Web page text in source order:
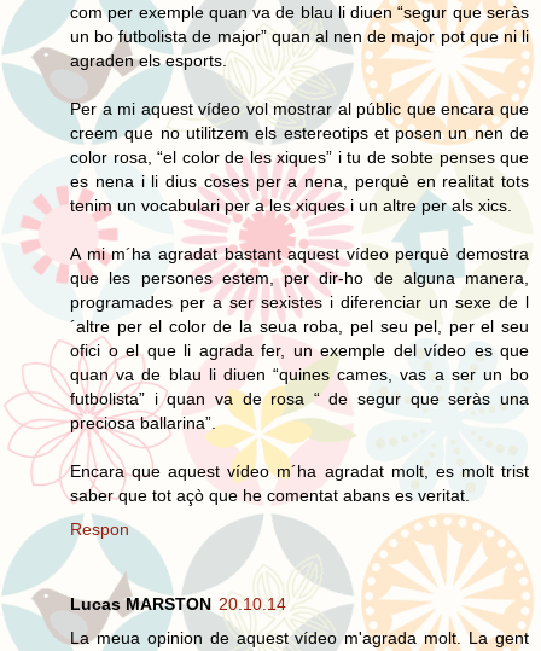
com per exemple quan va de blau li diuen “segur que seràs
un bo futbolista de major” quan al nen de major pot que ni li
agraden els esports.
Per a mi aquest vídeo vol mostrar al públic que encara que
creem que no utilitzem els estereotips et posen un nen de
color rosa, “el color de les xiques” i tu de sobte penses que
es nena i li dius coses per a nena, perquè en realitat tots
tenim un vocabulari per a les xiques i un altre per als xics.
A mi m´ha agradat bastant aquest vídeo perquè demostra
que les persones estem, per dir-ho de alguna manera,
programades per a ser sexistes i diferenciar un sexe de l
´altre per el color de la seua roba, pel seu pel, per el seu
ofici o el que li agrada fer, un exemple del vídeo es que
quan va de blau li diuen “quines cames, vas a ser un bo
futbolista” i quan va de rosa “ de segur que seràs una
preciosa ballarina”.
Encara que aquest vídeo m´ha agradat molt, es molt trist
saber que tot açò que he comentat abans es veritat.
Respon
Lucas MARSTON 20.10.14
La meua opinion de aquest vídeo m'agrada molt. La gent